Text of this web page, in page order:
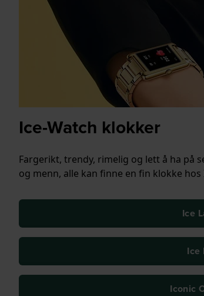
Ice-Watch klokker
Fargerikt, trendy, rimelig og lett å ha på
og menn, alle kan finne en fin klokke hos
Ice
Ice
Iconic